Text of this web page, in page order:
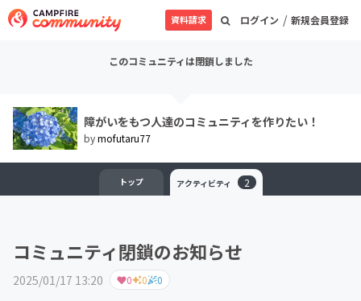
ログイン / 新規会員登録
資料請求
このコミュニティは閉鎖しました
障がいをもつ人達のコミュニティを作りたい！
bymofutaru77
トップ アクティビティ 2
コミュニティ閉鎖のお知らせ
2025/01/17 13:20 0 0 0